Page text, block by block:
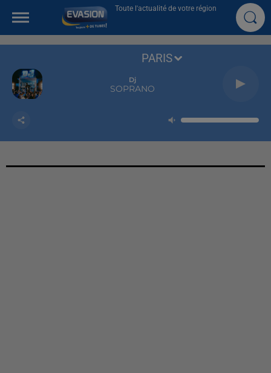
Toute l'actualité de votre région
Dj
SOPRANO
PARIS